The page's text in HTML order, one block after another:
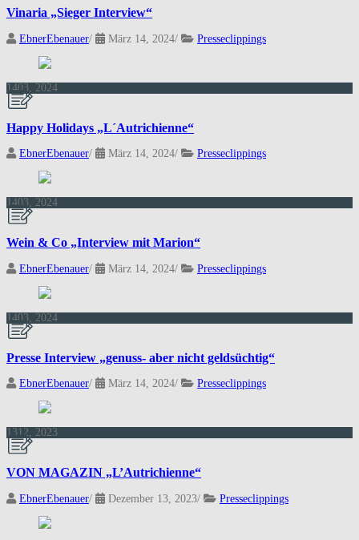
Vinaria „Sieger Interview“
EbnerEbenauer/ März 14, 2024/ Presseclippings
1403, 2024
Happy Holidays „L´Autrichienne“
EbnerEbenauer/ März 14, 2024/ Presseclippings
1403, 2024
Wein & Co „Interview mit Marion“
EbnerEbenauer/ März 14, 2024/ Presseclippings
1403, 2024
Presse Interview „genuss- aber nicht geldsüchtig“
EbnerEbenauer/ März 14, 2024/ Presseclippings
1312, 2023
VON MAGAZIN „L’Autrichienne“
EbnerEbenauer/ Dezember 13, 2023/ Presseclippings